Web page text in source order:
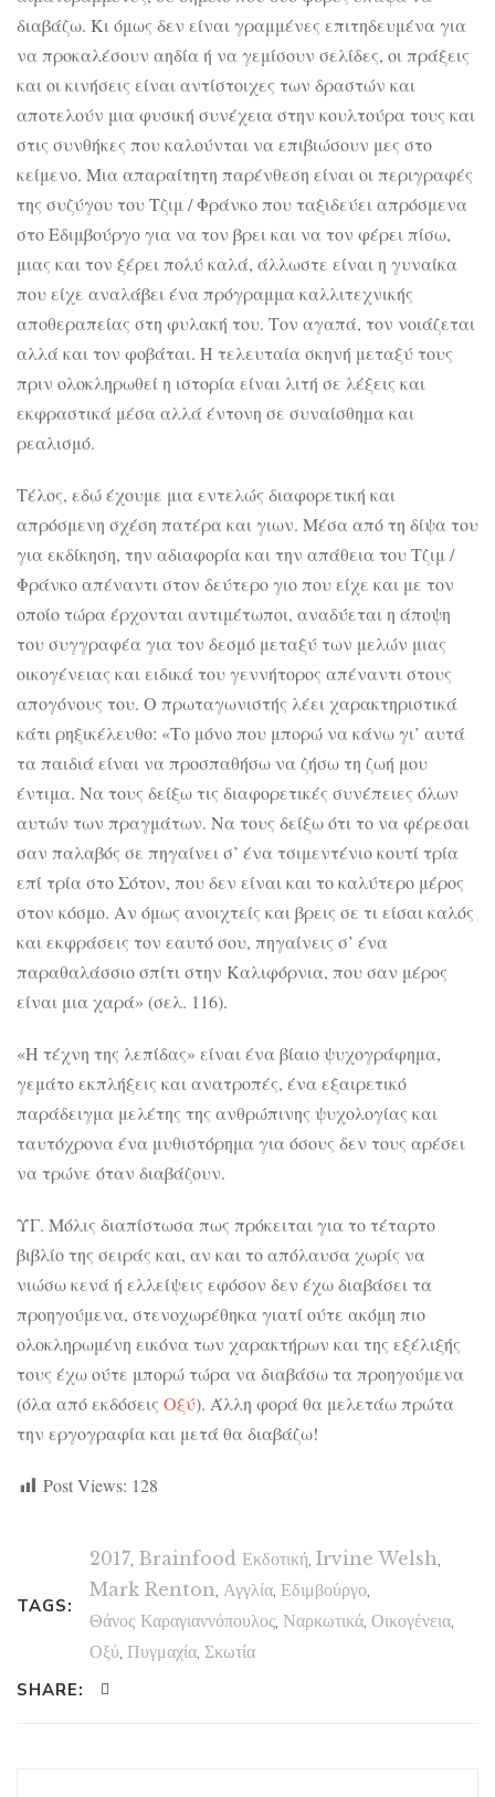
διαβάζω. Κι όμως δεν είναι γραμμένες επιτηδευμένα για
να προκαλέσουν αηδία ή να γεμίσουν σελίδες, οι πράξεις
και οι κινήσεις είναι αντίστοιχες των δραστών και
αποτελούν μια φυσική συνέχεια στην κουλτούρα τους και
στις συνθήκες που καλούνται να επιβιώσουν μες στο
κείμενο. Μια απαραίτητη παρένθεση είναι οι περιγραφές
της συζύγου του Τζιμ / Φράνκο που ταξιδεύει απρόσμενα
στο Εδιμβούργο για να τον βρει και να τον φέρει πίσω,
μιας και τον ξέρει πολύ καλά, άλλωστε είναι η γυναίκα
που είχε αναλάβει ένα πρόγραμμα καλλιτεχνικής
αποθεραπείας στη φυλακή του. Τον αγαπά, τον νοιάζεται
αλλά και τον φοβάται. Η τελευταία σκηνή μεταξύ τους
πριν ολοκληρωθεί η ιστορία είναι λιτή σε λέξεις και
εκφραστικά μέσα αλλά έντονη σε συναίσθημα και
ρεαλισμό.
Τέλος, εδώ έχουμε μια εντελώς διαφορετική και
απρόσμενη σχέση πατέρα και γιων. Μέσα από τη δίψα του
για εκδίκηση, την αδιαφορία και την απάθεια του Τζιμ /
Φράνκο απέναντι στον δεύτερο γιο που είχε και με τον
οποίο τώρα έρχονται αντιμέτωποι, αναδύεται η άποψη
του συγγραφέα για τον δεσμό μεταξύ των μελών μιας
οικογένειας και ειδικά του γεννήτορος απέναντι στους
απογόνους του. Ο πρωταγωνιστής λέει χαρακτηριστικά
κάτι ρηξικέλευθο: «Το μόνο που μπορώ να κάνω γι’ αυτά
τα παιδιά είναι να προσπαθήσω να ζήσω τη ζωή μου
έντιμα. Να τους δείξω τις διαφορετικές συνέπειες όλων
αυτών των πραγμάτων. Να τους δείξω ότι το να φέρεσαι
σαν παλαβός σε πηγαίνει σ’ ένα τσιμεντένιο κουτί τρία
επί τρία στο Σότον, που δεν είναι και το καλύτερο μέρος
στον κόσμο. Αν όμως ανοιχτείς και βρεις σε τι είσαι καλός
και εκφράσεις τον εαυτό σου, πηγαίνεις σ’ ένα
παραθαλάσσιο σπίτι στην Καλιφόρνια, που σαν μέρος
είναι μια χαρά» (σελ. 116).
«Η τέχνη της λεπίδας» είναι ένα βίαιο ψυχογράφημα,
γεμάτο εκπλήξεις και ανατροπές, ένα εξαιρετικό
παράδειγμα μελέτης της ανθρώπινης ψυχολογίας και
ταυτόχρονα ένα μυθιστόρημα για όσους δεν τους αρέσει
να τρώνε όταν διαβάζουν.
ΥΓ. Μόλις διαπίστωσα πως πρόκειται για το τέταρτο
βιβλίο της σειράς και, αν και το απόλαυσα χωρίς να
νιώσω κενά ή ελλείψεις εφόσον δεν έχω διαβάσει τα
προηγούμενα, στενοχωρέθηκα γιατί ούτε ακόμη πιο
ολοκληρωμένη εικόνα των χαρακτήρων και της εξέλιξής
τους έχω ούτε μπορώ τώρα να διαβάσω τα προηγούμενα
(όλα από εκδόσεις Οξύ). Άλλη φορά θα μελετάω πρώτα
την εργογραφία και μετά θα διαβάζω!
Post Views: 128
TAGS:
2017, Brainfood Εκδοτική, Irvine Welsh,
Mark Renton, Αγγλία, Εδιμβούργο,
Θάνος Καραγιαννόπουλος, Ναρκωτικά, Οικογένεια,
Οξύ, Πυγμαχία, Σκωτία
SHARE: